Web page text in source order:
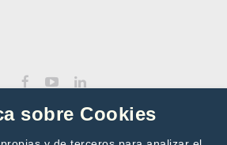
sobre Cookies